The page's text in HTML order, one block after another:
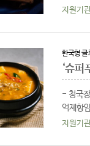
세계적
지원기
한국형 글
‘슈퍼
- 청국
억제항
염증성
지원기